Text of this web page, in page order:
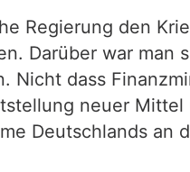
Regierung den
Darüber war
Nicht dass
neuer
Deutschlands an